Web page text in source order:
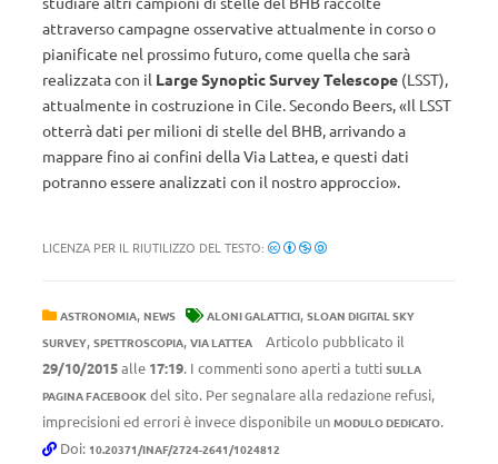
attraverso campagne osservative attualmente in corso o
pianificate nel prossimo futuro, come quella che sarà
realizzata con il Large Synoptic Survey Telescope (LSST),
attualmente in costruzione in Cile. Secondo Beers,«Il LSST
otterrà dati per milioni di stelle del BHB, arrivando a
mappare fino ai confini della Via Lattea, e questi dati
potranno essere analizzati con il nostro approccio».
LICENZA PER IL RIUTILIZZO DEL TESTO:
ASTRONOMIA, NEWS ALONI GALATTICI, SLOAN DIGITAL SKY
SURVEY, SPETTROSCOPIA, VIA LATTEA
Articolo pubblicato il
29/10/2015alle 17:19. I commenti sono aperti a tutti SULLA
PAGINA FACEBOOK del sito. Per segnalare alla redazione refusi,
imprecisioni ed errori è invece disponibile un MODULO DEDICATO.
Doi: 10.20371/INAF/2724-2641/1024812